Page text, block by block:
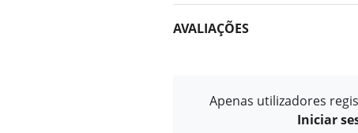
AVALIAÇÕES
Apenas utilizadores
Iniciar